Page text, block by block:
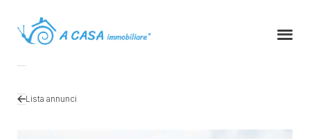
Lista annunci